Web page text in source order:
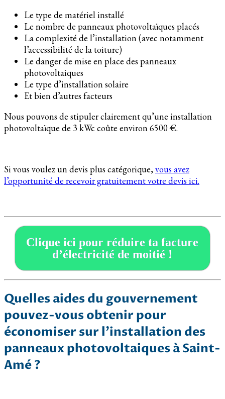
Le type de matériel installé
Le nombre de panneaux photovoltaïques placés
La complexité de l’installation (avec notamment
l’accessibilité de la toiture)
Le danger de mise en place des panneaux
photovoltaiques
Le type d’installation solaire
Et bien d’autres facteurs
Nous pouvons de stipuler clairement qu’une installation
photovoltaïque de 3 kWc coûte environ 6500 €.
Si vous voulez un devis plus catégorique,vous avez
l’opportunité de recevoir gratuitement votre devis ici.
Clique ici pour réduire ta facture
d’électricité de moitié !
Quelles aides du gouvernement
pouvez-vous obtenir pour
économiser sur l’installation des
panneaux photovoltaiques à Saint-
Amé ?